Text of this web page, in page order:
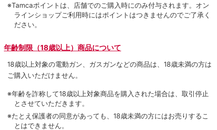
※Tamcaポイントは、店舗でのご購⼊時にのみ付与されます。オン
ラインショップご利用時にはポイントはつきませんのでご了承く
ださい。
年齢制限（18歳以上）商品について
18歳以上対象の電動ガン、ガスガンなどの商品は、18歳未満の方は
ご購入いただけません。
※年齢を詐称して18歳以上対象商品を購入された場合は、取引停止
とさせていただきます。
※たとえ保護者の同意があっても、18歳未満の方にはお売りするこ
とはできません。